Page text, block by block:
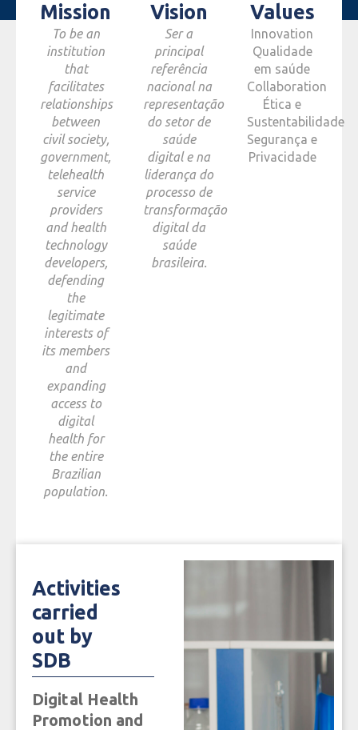
Mission
To be an
institution
that
facilitates
relationships
between
civil society,
government,
telehealth
service
providers
and health
technology
developers,
defending
the
legitimate
interests of
its members
and
expanding
access to
digital
health for
the entire
Brazilian
population.
Vision
Ser a
principal
referência
nacional na
representação
do setor de
saúde
digital e na
liderança do
processo de
transformação
digital da
saúde
brasileira.
Values
Innovation
Qualidade
em saúde
Collaboration
Ética e
Sustentabilidade
Segurança e
Privacidade
Activities
carried
out by
SDB
Digital Health
Promotion and
Government
Relations